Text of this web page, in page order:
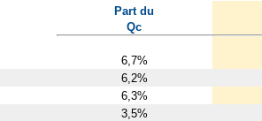
Part du
Qc
6,7%
6,2%
6,3%
3,5%